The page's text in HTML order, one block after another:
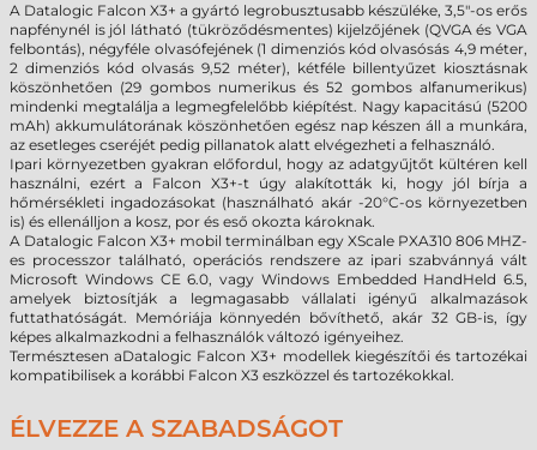
A Datalogic Falcon X3+ a gyártó legrobusztusabb készüléke, 3,5"-os erős
napfénynél is jól látható (tükröződésmentes) kijelzőjének (QVGA és VGA
felbontás), négyféle olvasófejének (1 dimenziós kód olvasósás 4,9 méter,
2 dimenziós kód olvasás 9,52 méter), kétféle billentyűzet kiosztásnak
köszönhetően (29 gombos numerikus és 52 gombos alfanumerikus)
mindenki megtalálja a legmegfelelőbb kiépítést. Nagy kapacitású (5200
mAh) akkumulátorának köszönhetően egész nap készen áll a munkára,
az esetleges cseréjét pedig pillanatok alatt elvégezheti a felhasználó.
Ipari környezetben gyakran előfordul, hogy az adatgyűjtőt kültéren kell
használni, ezért a Falcon X3+-t úgy alakították ki, hogy jól bírja a
hőmérsékleti ingadozásokat (használható akár -20°C-os környezetben
is) és ellenálljon a kosz, por és eső okozta károknak.
A Datalogic Falcon X3+ mobil terminálban egy XScale PXA310 806 MHZ-
es processzor található, operációs rendszere az ipari szabvánnyá vált
Microsoft Windows CE 6.0, vagy Windows Embedded HandHeld 6.5,
amelyek biztosítják a legmagasabb vállalati igényű alkalmazások
futtathatóságát. Memóriája könnyedén bővíthető, akár 32 GB-is, így
képes alkalmazkodni a felhasználók változó igényeihez.
Természtesen aDatalogic Falcon X3+ modellek kiegészítői és tartozékai
kompatibilisek a korábbi Falcon X3 eszközzel és tartozékokkal.
ÉLVEZZE A SZABADSÁGOT